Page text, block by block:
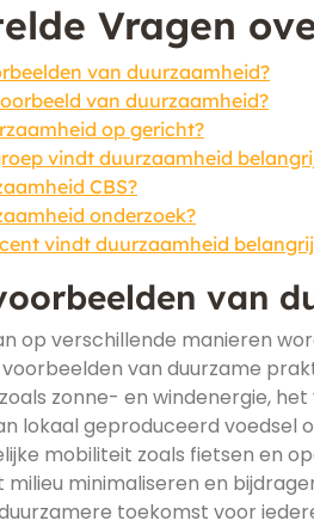
Vragen
van duurzaamheid?
van duurzaamheid?
op gericht?
vindt duurzaamheid
CBS?
onderzoek?
vindt duurzaamheid
van
op verschillende manieren
van duurzame
zonne- en windenergie,
lokaal geproduceerd
mobiliteit zoals fietsen en
minimaliseren en
toekomst voor